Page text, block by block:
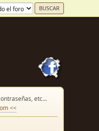
etc...
<<